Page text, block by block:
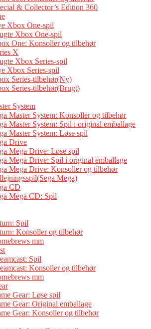
& Collector’s Edition 360
Xbox One-spil
Xbox One-spil
One: Konsoller og tilbehør
X
Xbox Series-spil
Xbox Series-spil
Series-tilbehør(Ny)
Series-tilbehør(Brugt)
System
Master System: Konsoller og tilbehør
Master System: Spil i original emballage
Master System: Løse spil
Drive
Mega Drive: Løse spil
Mega Drive: Spil i original emballage
Mega Drive: Konsoller og tilbehør
Mega)
CD
Mega CD: Spil
Spil
Konsoller og tilbehør
mm
Spil
Konsoller og tilbehør
mm
Gear: Løse spil
Gear: Original emballage
Gear: Konsoller og tilbehør